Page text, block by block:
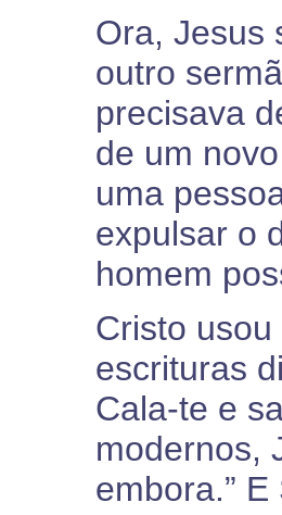
Ora, Jesus
outro
precisava
de um
uma
expulsar o
homem
Cristo
escrituras
Cala-te e
modernos,
embora.”